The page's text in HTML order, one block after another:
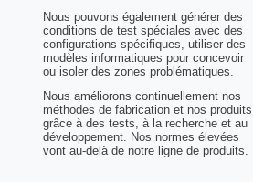
Nous pouvons également générer des
conditions de test spéciales avec des
configurations spécifiques, utiliser des
modèles informatiques pour concevoir
ou isoler des zones problématiques.
Nous améliorons continuellement nos
méthodes de fabrication et nos produits
grâce à des tests, à la recherche et au
développement. Nos normes élevées
vont au-delà de notre ligne de produits.